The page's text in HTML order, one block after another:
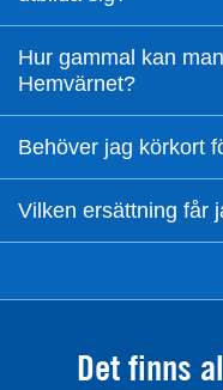
Hur gammal kan
Hemvärnet?
Behöver jag körkort
Vilken ersättning får
Det finns